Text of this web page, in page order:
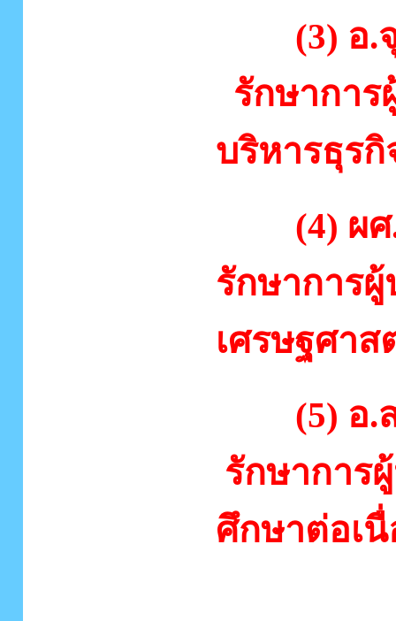
(3) อ.
รักษาการ
บริหารธุรกิ
(4) ผ
รักษาการ
เศรษฐศาส
(5) อ.ส
รักษาการ
ศึกษาต่อเ